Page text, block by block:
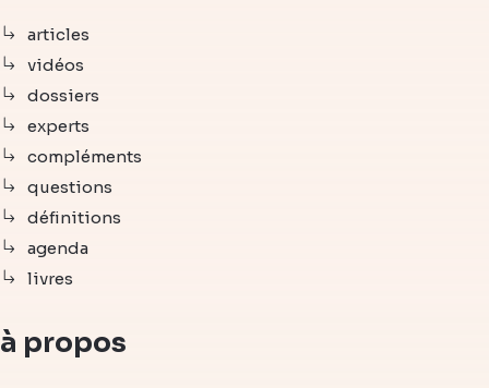
articles
vidéos
dossiers
experts
compléments
questions
définitions
agenda
livres
à propos